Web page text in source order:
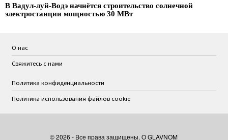
В Вадул-луй-Водэ начнётся строительство солнечной
электростанции мощностью 30 МВт
О нас
Свяжитесь с нами
Политика конфиденциальности
Политика использования файлов cookie
©2026 - Все права защищены. O GLAVNOM